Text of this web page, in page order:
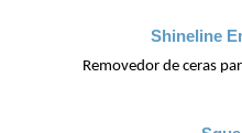
Shineline
Removedor de ceras